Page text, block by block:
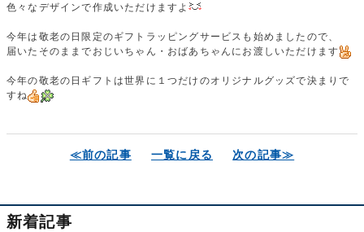
色々なデザインで作成いただけますよ
今年は敬老の日限定のギフトラッピングサービスも始めましたので、
届いたそのままでおじいちゃん・おばあちゃんにお渡しいただけます
今年の敬老の日ギフトは世界に１つだけのオリジナルグッズで決まりで
すね
≪前の記事 一覧に戻る 次の記事≫
新着記事